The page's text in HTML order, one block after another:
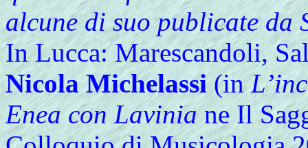
alcune di suo publicate da
In Lucca: Marescandoli,
Nicola Michelassi(in
Enea con Laviniane Il